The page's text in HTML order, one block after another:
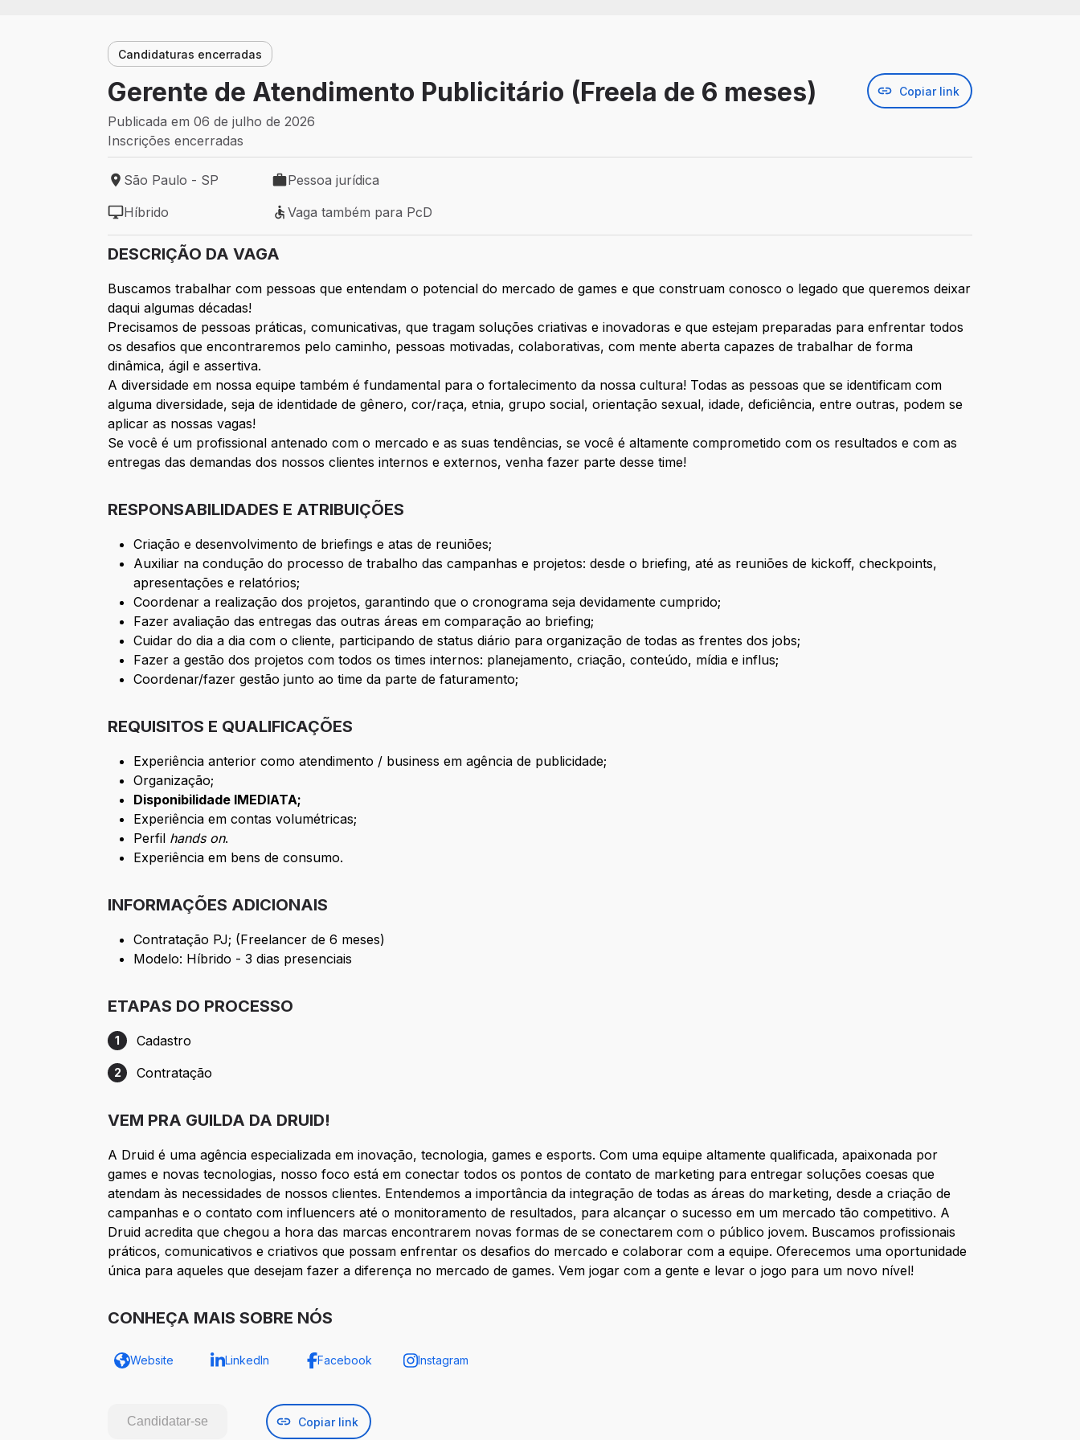
Candidaturas encerradas
Gerente de Atendimento Publicitário (Freela de 6 meses) Copiar link
Publicada em 06 de julho de 2026
Inscrições encerradas
Local de trabalho: São Paulo - SP
São Paulo - SP
Tipo de vaga: Pessoa jurídica
Pessoa jurídica
Modelo de trabalho: Híbrido
Híbrido
Vaga também para PcD
Vaga também para PcD
DESCRIÇÃO DA VAGA
Buscamos trabalhar com pessoas que entendam o potencial do mercado de games e que construam conosco o legado que queremos deixar
daqui algumas décadas!
Precisamos de pessoas práticas, comunicativas, que tragam soluções criativas e inovadoras e que estejam preparadas para enfrentar todos
os desafios que encontraremos pelo caminho, pessoas motivadas, colaborativas, com mente aberta capazes de trabalhar de forma
dinâmica, ágil e assertiva.
A diversidade em nossa equipe também é fundamental para o fortalecimento da nossa cultura! Todas as pessoas que se identificam com
alguma diversidade, seja de identidade de gênero, cor/raça, etnia, grupo social, orientação sexual, idade, deficiência, entre outras, podem se
aplicar as nossas vagas!
Se você é um profissional antenado com o mercado e as suas tendências, se você é altamente comprometido com os resultados e com as
entregas das demandas dos nossos clientes internos e externos, venha fazer parte desse time!
RESPONSABILIDADES E ATRIBUIÇÕES
Criação e desenvolvimento de briefings e atas de reuniões;
Auxiliar na condução do processo de trabalho das campanhas e projetos: desde o briefing, até as reuniões de kickoff, checkpoints,
apresentações e relatórios;
Coordenar a realização dos projetos, garantindo que o cronograma seja devidamente cumprido;
Fazer avaliação das entregas das outras áreas em comparação ao briefing;
Cuidar do dia a dia com o cliente, participando de status diário para organização de todas as frentes dos jobs;
Fazer a gestão dos projetos com todos os times internos: planejamento, criação, conteúdo, mídia e influs;
Coordenar/fazer gestão junto ao time da parte de faturamento;
REQUISITOS E QUALIFICAÇÕES
Experiência anterior como atendimento / business em agência de publicidade;
Organização;
Disponibilidade IMEDIATA;
Experiência em contas volumétricas;
Perfil hands on.
Experiência em bens de consumo.
INFORMAÇÕES ADICIONAIS
Contratação PJ; (Freelancer de 6 meses)
Modelo: Híbrido - 3 dias presenciais
ETAPAS DO PROCESSO
Etapa 1: Cadastro
1 Cadastro
Etapa 2: Contratação
2 Contratação
VEM PRA GUILDA DA DRUID!
A Druid é uma agência especializada em inovação, tecnologia, games e esports. Com uma equipe altamente qualificada, apaixonada por
games e novas tecnologias, nosso foco está em conectar todos os pontos de contato de marketing para entregar soluções coesas que
atendam às necessidades de nossos clientes. Entendemos a importância da integração de todas as áreas do marketing, desde a criação de
campanhas e o contato com influencers até o monitoramento de resultados, para alcançar o sucesso em um mercado tão competitivo. A
Druid acredita que chegou a hora das marcas encontrarem novas formas de se conectarem com o público jovem. Buscamos profissionais
práticos, comunicativos e criativos que possam enfrentar os desafios do mercado e colaborar com a equipe. Oferecemos uma oportunidade
única para aqueles que desejam fazer a diferença no mercado de games. Vem jogar com a gente e levar o jogo para um novo nível!
CONHEÇA MAIS SOBRE NÓS
Website LinkedIn Facebook Instagram
Candidatar-se Copiar link